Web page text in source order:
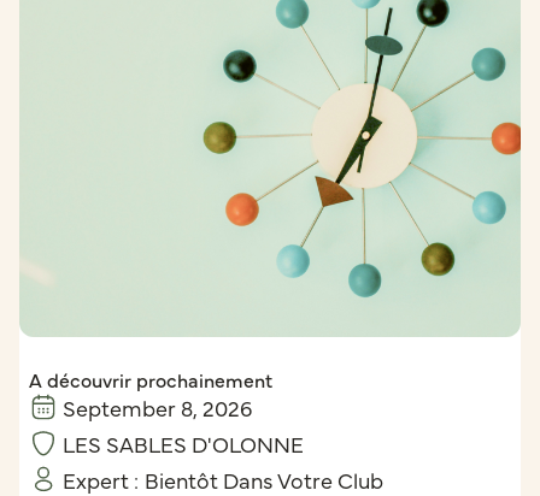
A découvrir prochainement
September 8, 2026
LES SABLES D'OLONNE
Expert : Bientôt Dans Votre Club